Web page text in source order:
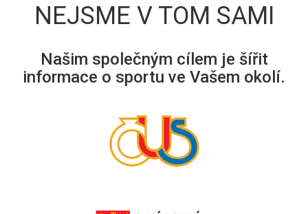
NEJSME V TOM SAMI
Našim společným cílem je šířit
informace o sportu ve Vašem okolí.